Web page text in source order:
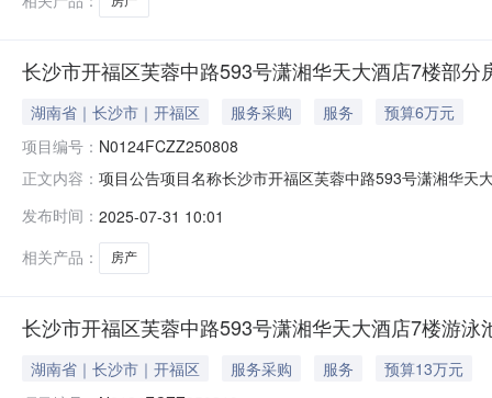
长沙市开福区芙蓉中路593号潇湘华天大酒店7楼部
湖南省｜长沙市｜开福区 服务采购 服务
预算6万元
项目编号： N0124FCZZ250808
正文内容： 项目公告项目名称长沙市开福区芙蓉中路593号潇湘华
（以实际面积为准）租赁期限5年租金支付方式按月度支
承
发布时间： 2025-07-31 10:01
相关产品：
房产
长沙市开福区芙蓉中路593号潇湘华天大酒店7楼游
湖南省｜长沙市｜开福区 服务采购 服务
预算13万元